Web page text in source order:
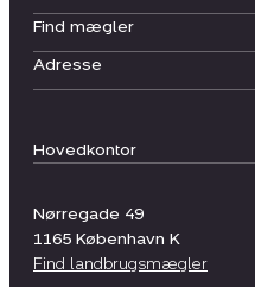
Hovedkontor
Nørregade 49
1165 København K
Find landbrugsmægler
Find mægler
Adresse